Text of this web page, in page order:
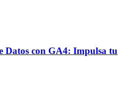
Datos con GA4: Impulsa tu